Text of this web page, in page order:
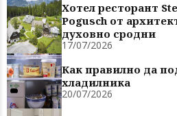
Хотел ресторант
Pogusch от
духовно сродни
17/07/2026
Как правилно да
хладилника
20/07/2026